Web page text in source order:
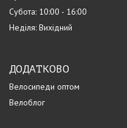
Субота: 10:00 - 16:00
Неділя: Вихідний
ДОДАТКОВО
Велосипеди оптом
Велоблог